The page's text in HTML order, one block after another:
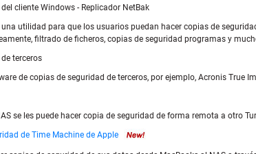
cliente Windows - Replicador NetBak
una utilidad para que los usuarios puedan hacer copias de
filtrado de ficheros, copias de seguridad programas y
terceros
de copias de seguridad de terceros, por ejemplo, Acronis True
se les puede hacer copia de seguridad de forma remota a otro
de Time Machine de Apple